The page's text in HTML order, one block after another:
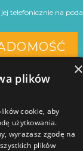
telefonicznie na
×
plików
cookie, aby
użytkowania.
wyrażasz zgodę na
plików